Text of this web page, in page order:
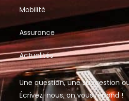
Mobilité
Assurance
Actualités
Une question, une suggestion ou une collaboration ?
Écrivez-nous, on vous répond !